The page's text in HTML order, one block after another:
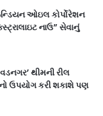
ઓઇલ કોર્પોરેશન
નાઉ” સેવાનું
થીમની રીલ
ઉપયોગ કરી શકાશે પણ